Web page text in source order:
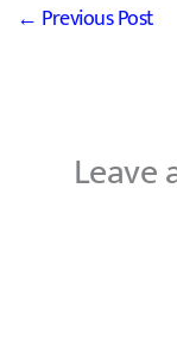
← Previous Post
Leave